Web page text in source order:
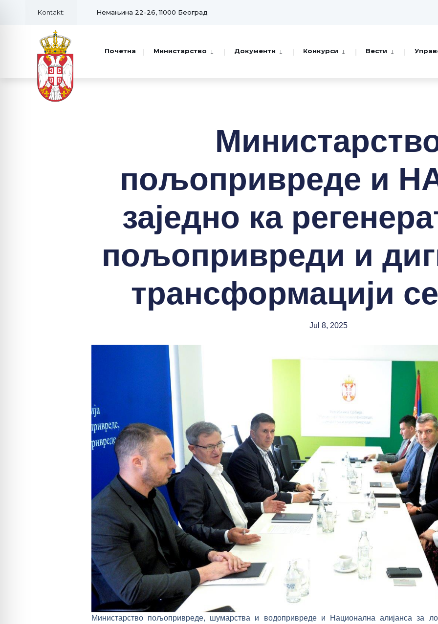
Kontakt: Немањина 22-26, 11000 Београд
Почетна Министарство Документи Конкурси Вести
пољопривреде и
заједно ка
пољопривреди и
трансформацији
Jul 8, 2025
Министарство пољопривреде, шумарства и водопривреде и Национална алијанса за